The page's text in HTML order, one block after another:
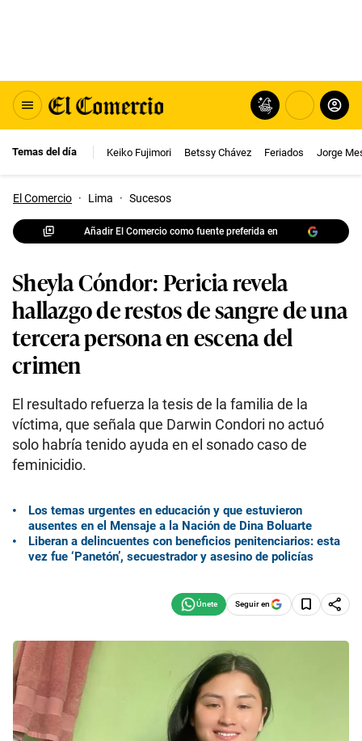
Temas del día Keiko Fujimori Betssy Chávez Feriados Jorge
El Comercio · Lima · Sucesos
Añadir El Comercio como fuente preferida en
Sheyla Cóndor: Pericia revela
hallazgo de restos de sangre de una
tercera persona en escena del
crimen
El resultado refuerza la tesis de la familia de la
víctima, que señala que Darwin Condori no actuó
solo habría tenido ayuda en el sonado caso de
feminicidio.
Los temas urgentes en educación y que estuvieron
ausentes en el Mensaje a la Nación de Dina Boluarte
Liberan a delincuentes con beneficios penitenciarios: esta
vez fue ‘Panetón’, secuestrador y asesino de policías
Seguir en